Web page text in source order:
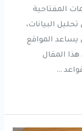
المفتاحية
البيانات،
يساعد المواقع
المقال
…